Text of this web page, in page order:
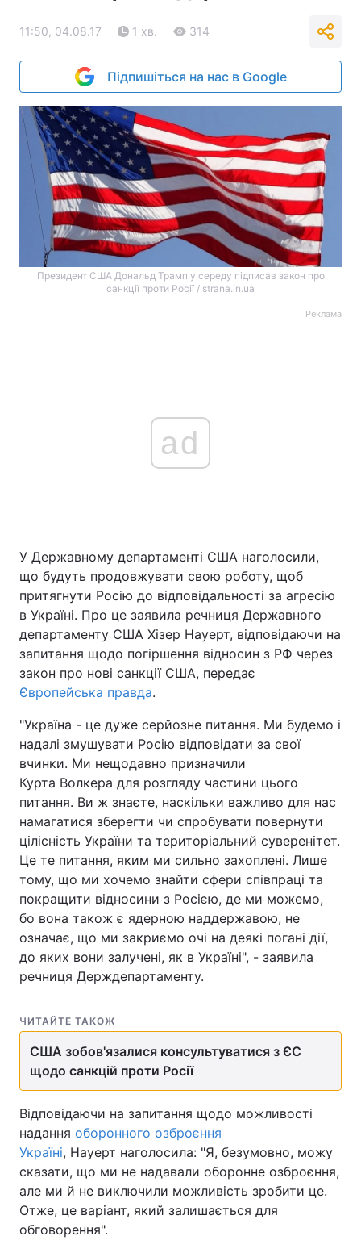
11:50, 04.08.17 1 хв. 314
Підпишіться на нас в Google
Президент США Дональд Трамп у середу підписав закон про
санкції проти Росії / strana.in.ua
Реклама
ad
У Державному департаменті США наголосили,
що будуть продовжувати свою роботу, щоб
притягнути Росію до відповідальності за агресію
в Україні. Про це заявила речниця Державного
департаменту США Хізер Науерт, відповідаючи на
запитання щодо погіршення відносин з РФ через
закон про нові санкції США, передає
Європейська правда.
"Україна - це дуже серйозне питання. Ми будемо і
надалі змушувати Росію відповідати за свої
вчинки. Ми нещодавно призначили
Курта Волкера для розгляду частини цього
питання. Ви ж знаєте, наскільки важливо для нас
намагатися зберегти чи спробувати повернути
цілісність України та територіальний суверенітет.
Це те питання, яким ми сильно захоплені. Лише
тому, що ми хочемо знайти сфери співпраці та
покращити відносини з Росією, де ми можемо,
бо вона також є ядерною наддержавою, не
означає, що ми закриємо очі на деякі погані дії,
до яких вони залучені, як в Україні", - заявила
речниця Держдепартаменту.
ЧИТАЙТЕ ТАКОЖ
США зобов'язалися консультуватися з ЄС
щодо санкцій проти Росії
Відповідаючи на запитання щодо можливості
надання оборонного озброєння
Україні, Науерт наголосила: "Я, безумовно, можу
сказати, що ми не надавали оборонне озброєння,
але ми й не виключили можливість зробити це.
Отже, це варіант, який залишається для
обговорення".